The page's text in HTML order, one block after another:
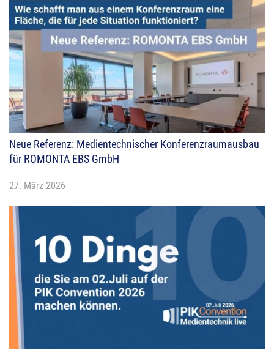
Neue Referenz: Medientechnischer Konferenzraumausbau
für ROMONTA EBS GmbH
27. März 2026